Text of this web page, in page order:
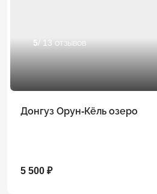
5/ 13 отзывов
Донгуз Орун-Кёль озеро
5 500 ₽